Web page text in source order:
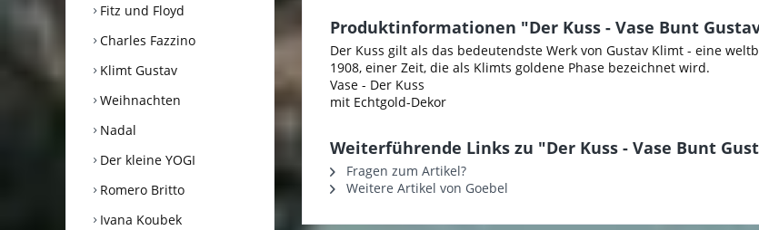
Fitz und Floyd
Charles Fazzino
Klimt Gustav
Weihnachten
Nadal
Der kleine YOGI
Romero Britto
Ivana Koubek
Produktinformationen "Der Kuss - Vase Bunt
Der Kuss gilt als das bedeutendste Werk von Gustav Klimt - eine
1908, einer Zeit, die als Klimts goldene Phase bezeichnet wird.
Vase - Der Kuss
mit Echtgold-Dekor
Weiterführende Links zu "Der Kuss - Vase Bunt
Fragen zum Artikel?
Weitere Artikel von Goebel